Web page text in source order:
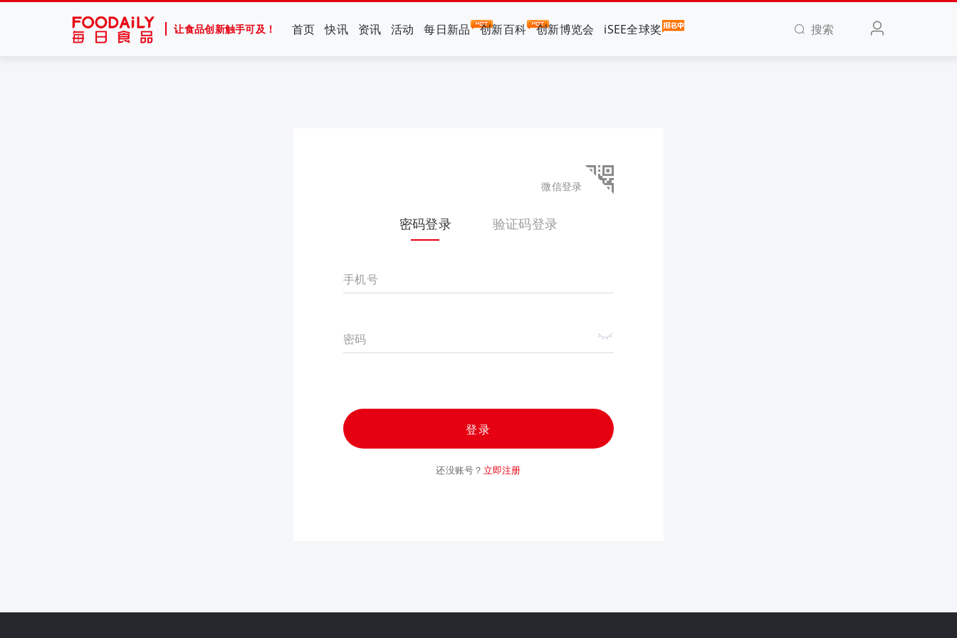
让食品创新触手可及！ 首页 快讯 资讯 活动 每日新品 创新百科 创新博览会 iSEE全球奖 搜索
微信登录
密码登录 验证码登录
手机号
密码
登录
还没账号？ 立即注册